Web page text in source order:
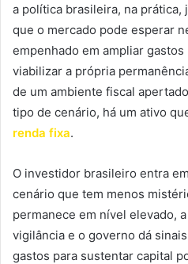
a política brasileira, na
que o mercado pode esperar
empenhado em ampliar
viabilizar a própria
de um ambiente fiscal
tipo de cenário, há um ativo
renda fixa.
O investidor brasileiro entra
cenário que tem menos
permanece em nível elevado,
vigilância e o governo dá
gastos para sustentar capital